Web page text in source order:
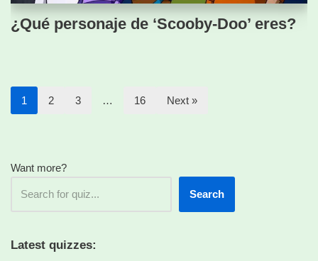
¿Qué personaje de ‘Scooby-Doo’ eres?
1 2 3 … 16 Next »
Want more?
Search
Latest quizzes: